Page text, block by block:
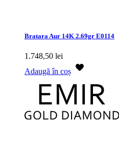
Bratara Aur 14K 2.69gr E0114
1.748,50 lei
Adaugă în coș